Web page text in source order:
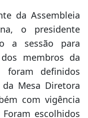
da Assembleia
o presidente
a sessão para
membros da
foram definidos
Mesa Diretora
com vigência
escolhidos